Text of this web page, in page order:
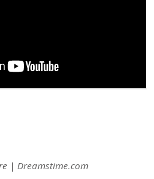
| Dreamstime.com